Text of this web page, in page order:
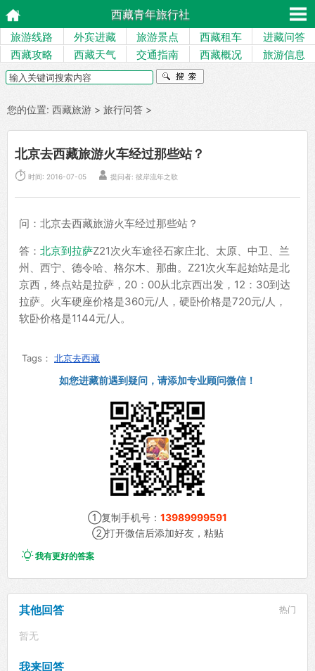
西藏青年旅行社
旅游线路 外宾进藏 旅游景点 西藏租车
进藏问答
西藏攻略
西藏天气 交通指南 西藏概况 旅游信息
您的位置: 西藏旅游 > 旅行问答 >
北京去西藏旅游火车经过那些站？
 时间: 2016-07-05  提问者: 彼岸流年之歌
问：北京去西藏旅游火车经过那些站？
答： 北京到拉萨Z21次火车途径石家庄北、太原、中卫、兰
州、西宁、德令哈、格尔木、那曲。Z21次火车起始站是北
京西，终点站是拉萨，20：00从北京西出发，12：30到达
拉萨。火车硬座价格是360元/人，硬卧价格是720元/人，
软卧价格是1144元/人。
Tags： 北京去西藏
如您进藏前遇到疑问，请添加专业顾问微信！
①复制手机号： 13989999591
②打开微信后添加好友，粘贴
我有更好的答案
其他回答 热门
暂无
我来回答